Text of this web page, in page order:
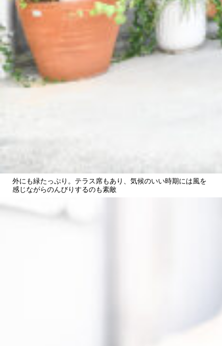
外にも緑たっぷり。テラス席もあり、気候のいい時期には風を
感じながらのんびりするのも素敵